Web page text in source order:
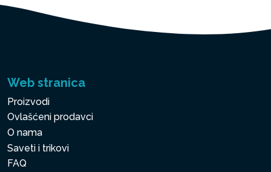
Web stranica
Proizvodi
Ovlašćeni prodavci
O nama
Saveti i trikovi
FAQ